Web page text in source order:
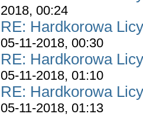
2018, 00:24
RE: Hardkorowa
05-11-2018, 00:30
RE: Hardkorowa
05-11-2018, 01:10
RE: Hardkorowa
05-11-2018, 01:13